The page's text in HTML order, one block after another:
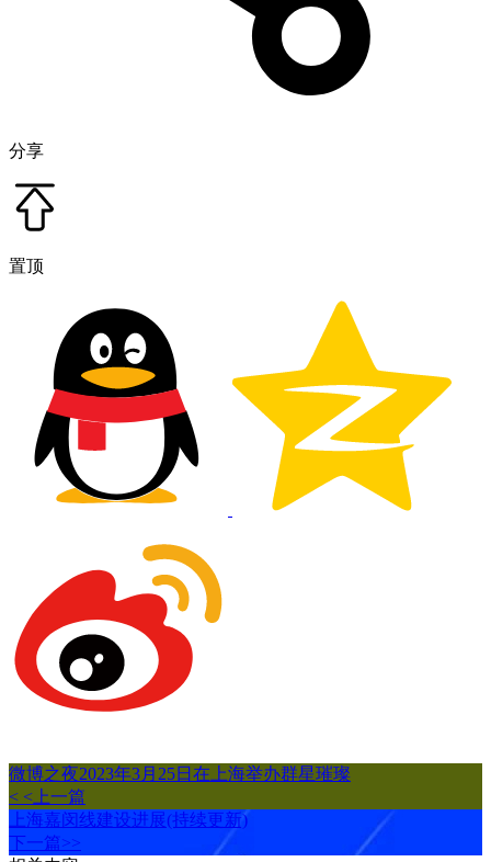
分享
置顶
微博之夜2023年3月25日在上海举办群星璀璨
< <上一篇
上海嘉闵线建设进展(持续更新)
下一篇>>